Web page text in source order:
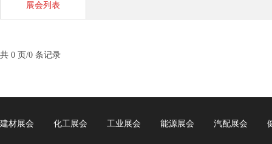
展会列表
共 0 页/0 条记录
建材展会 化工展会 工业展会 能源展会 汽配展会